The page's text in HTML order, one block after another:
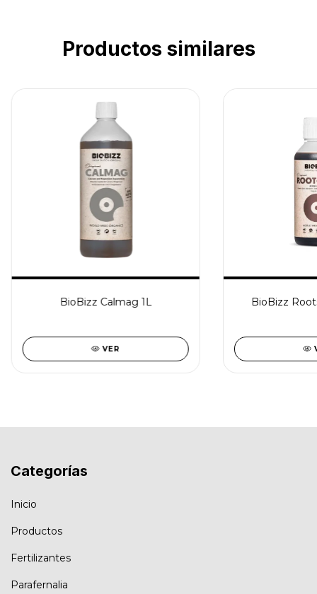
Productos similares
BioBizz Calmag 1L
VER
BioBizz
Categorías
Inicio
Productos
Fertilizantes
Parafernalia